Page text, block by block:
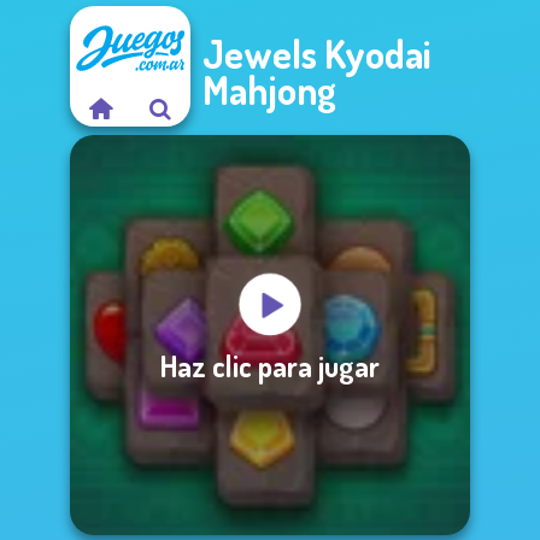
Jewels Kyodai
Mahjong
Haz clic para jugar